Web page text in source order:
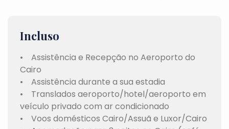
Incluso
• Assistência e Recepção no Aeroporto do
Cairo
• Assistência durante a sua estadia
• Translados aeroporto/hotel/aeroporto em
veículo privado com ar condicionado
• Voos domésticos Cairo/Assuã e Luxor/Cairo